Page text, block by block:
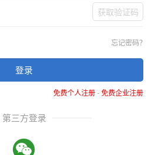
获取验证码
忘记密码？
登录
免费个人注册-免费企业注册
第三方登录